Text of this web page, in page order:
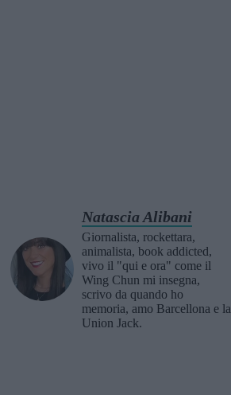
Natascia Alibani
Giornalista, rockettara,
animalista, book addicted,
vivo il "qui e ora" come il
Wing Chun mi insegna,
scrivo da quando ho
memoria, amo Barcellona e la
Union Jack.